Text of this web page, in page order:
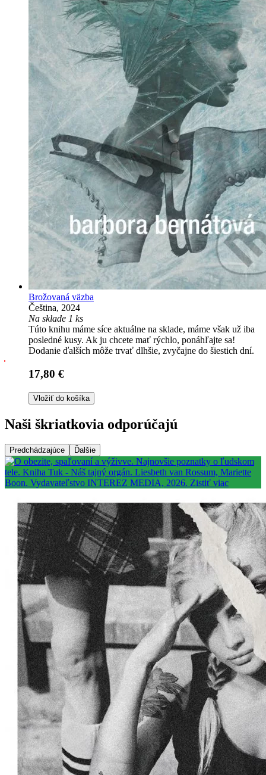
Brožovaná väzba
Čeština, 2024
Na sklade 1 ks
Túto knihu máme síce aktuálne na sklade, máme však už iba
posledné kusy. Ak ju chcete mať rýchlo, ponáhľajte sa!
Dodanie ďalších môže trvať dlhšie, zvyčajne do šiestich dní.
17,80 €
Vložiť do košíka
Naši škriatkovia odporúčajú
Predchádzajúce Ďalšie